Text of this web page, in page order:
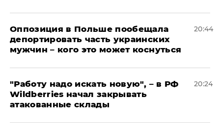
Оппозиция в Польше пообещала
депортировать часть украинских
мужчин – кого это может коснуться
20:44
"Работу надо искать новую", – в РФ
Wildberries начал закрывать
атакованные склады
20:24